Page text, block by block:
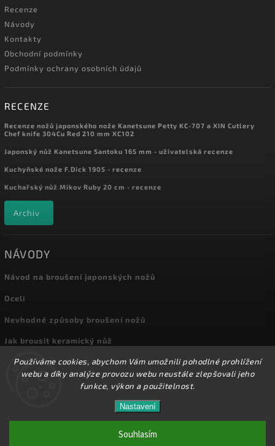
Používáme cookies, abychom Vám umožnili pohodlné prohlížení
webu a díky analýze provozu webu neustále zlepšovali jeho
funkce, výkon a použitelnost.
Nastavení
Souhlasím
Přes 8000 nožů a dalšího příslušenství máme skladem
na prodejně! Doprava od 72,-Kč!
Recenze
Návody
Kontakty
Obchodní podmínky
Podmínky ochrany osobních údajů
RECENZE
Recenze nožů japonského nože Kanetsune Petty KC-707 a XIN Cutlery
Chef knife 304Cu Red 210 mm XC102
Japonský nůž Kanetsune Santoku 165 mm - uživatelská recenze
Kuchyňské nože F.Dick 1905 - recenze
Kuchařský nůž Mikov Ruby 20 cm - recenze
Archiv
NÁVODY
Návod na broušení japonských nožů
Oceli
Nevhodné způsoby broušení nožů
Jak brousit keramický nůž
Archiv
Kuchyňské nože. Všechna práva vyhrazena.